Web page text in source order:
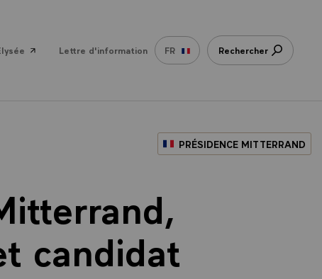
Lettre d'information FR Rechercher
PRÉSIDENCE MITTERRAND
candidat